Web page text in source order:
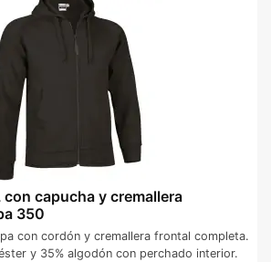
con capucha y cremallera
350
con cordón y cremallera frontal completa.
y 35% algodón con perchado interior.